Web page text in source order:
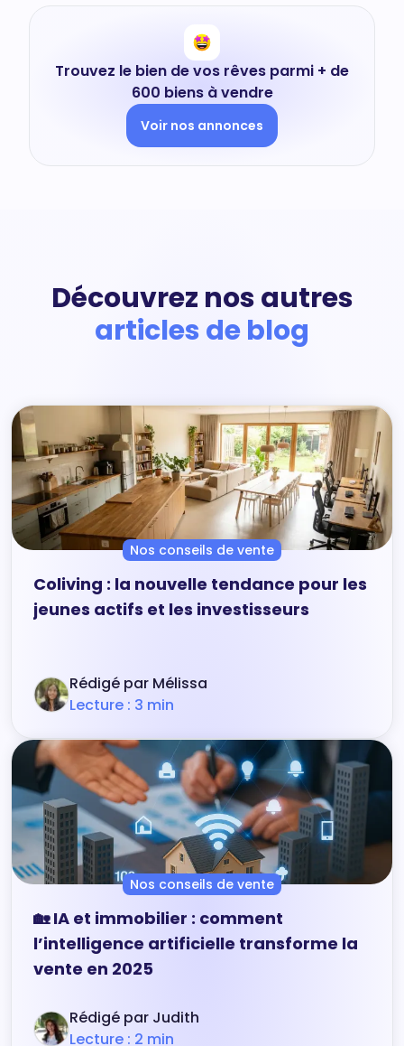
Trouvez le bien de vos rêves parmi + de
600 biens à vendre
Voir nos annonces
Découvrez nos autres
articles de blog
Nos conseils de vente
Coliving : la nouvelle tendance pour les
jeunes actifs et les investisseurs
Rédigé par Mélissa
Lecture : 3 min
Nos conseils de vente
🏡 IA et immobilier : comment
l’intelligence artificielle transforme la
vente en 2025
Rédigé par Judith
Lecture : 2 min